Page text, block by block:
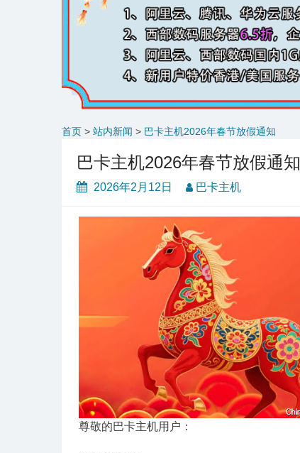
首页 > 站内新闻 > 巴卡主机2026年春节放假通知
巴卡主机2026年春节放假通知
2026年2月12日 巴卡主机
尊敬的巴卡主机用户：